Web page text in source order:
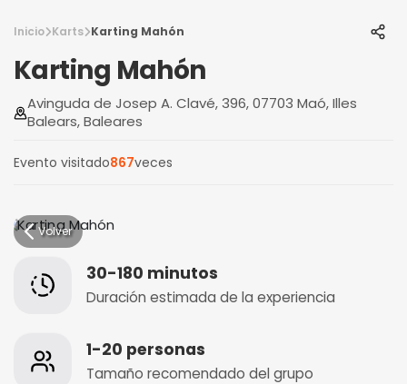
Inicio Karts Karting Mahón
Karting Mahón
Avinguda de Josep A. Clavé, 396, 07703 Maó, Illes
Balears, Baleares
Evento visitado867veces
Volver
30-180 minutos
Duración estimada de la experiencia
1-20 personas
Tamaño recomendado del grupo